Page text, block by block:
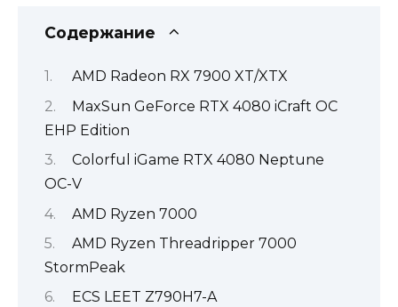
Содержание
AMD Radeon RX 7900 XT/XTX
MaxSun GeForce RTX 4080 iCraft OC
EHP Edition
Colorful iGame RTX 4080 Neptune
OC-V
AMD Ryzen 7000
AMD Ryzen Threadripper 7000
StormPeak
ECS LEET Z790H7-A